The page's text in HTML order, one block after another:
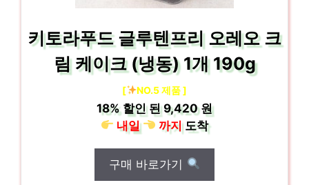
키토라푸드 글루텐프리 오레오 크
림 케이크 (냉동) 1개 190g
[ NO.5 제품 ]
18% 할인 된9,420 원
내일
까지도착
구매 바로가기